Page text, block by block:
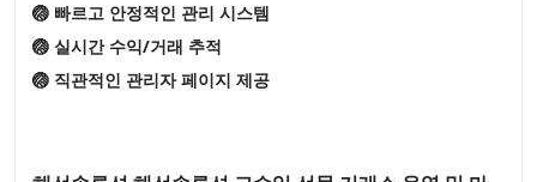
🏐 빠르고 안정적인 관리 시스템
🏐 실시간 수익/거래 추적
🏐 직관적인 관리자 페이지 제공